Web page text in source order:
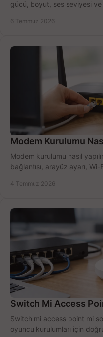
gücü, boyut, ses seviyesi
6 Temmuz 2026
Modem Kurulumu
Modem kurulumu nasıl
bağlantısı, arayüz ayarı,
4 Temmuz 2026
Switch Mi Access
Switch mi access point mi
oyuncu kurulumları için